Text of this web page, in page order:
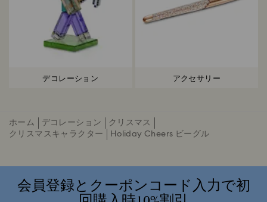
デコレーション アクセサリー
ホーム デコレーション
クリスマス
クリスマスキャラクター
Holiday Cheers ビーグル
会員登録とクーポンコード入力で初